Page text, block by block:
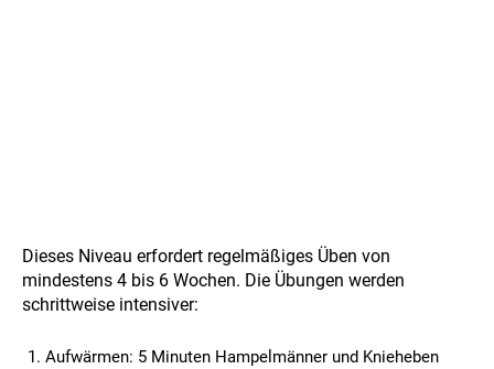
Dieses Niveau erfordert regelmäßiges Üben von
mindestens 4 bis 6 Wochen. Die Übungen werden
schrittweise intensiver:
Aufwärmen: 5 Minuten Hampelmänner und Knieheben